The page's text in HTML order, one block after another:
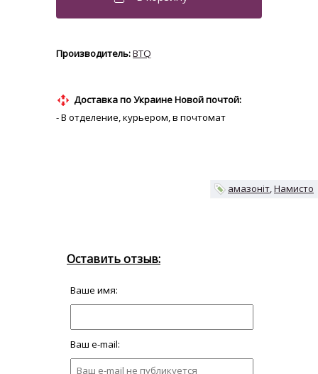
BTQ
Доставка по Украине Новой почтой:
- В отделение, курьером, в почтомат
амазоніт Намисто